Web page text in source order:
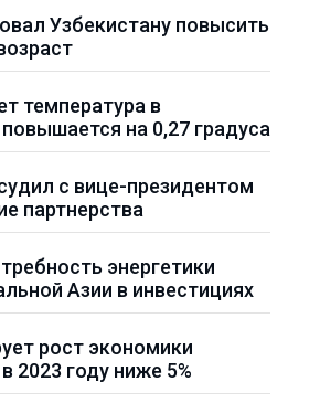
Узбекистану повысить
температура в
на 0,27 градуса
с вице-президентом
партнерства
энергетики
Азии в инвестициях
рост экономики
2023 году ниже 5%